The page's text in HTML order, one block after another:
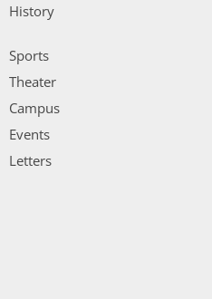
History
Sports
Theater
Campus
Events
Letters